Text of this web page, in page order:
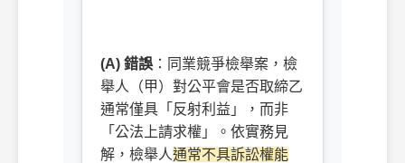
(A) 錯誤 ：同業競爭檢舉案，檢
舉人（甲）對公平會是否取締乙
通常僅具「反射利益」，而非
「公法上請求權」。依實務見
解，檢舉人通常不具訴訟權能